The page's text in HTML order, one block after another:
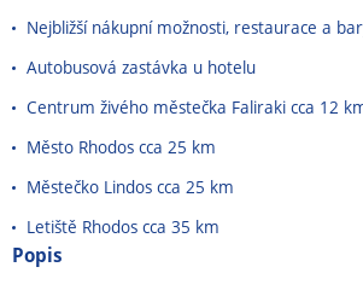
Nejbližší nákupní možnosti, restaurace a
Autobusová zastávka u hotelu
Centrum živého městečka Faliraki cca 12
Město Rhodos cca 25 km
Městečko Lindos cca 25 km
Letiště Rhodos cca 35 km
Popis